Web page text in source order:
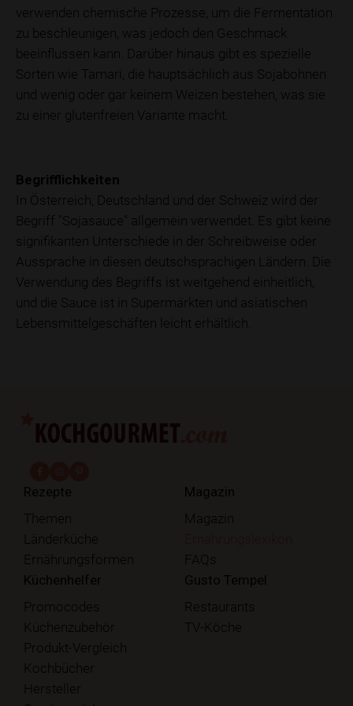
verwenden chemische Prozesse, um die Fermentation
zu beschleunigen, was jedoch den Geschmack
beeinflussen kann. Darüber hinaus gibt es spezielle
Sorten wie Tamari, die hauptsächlich aus Sojabohnen
und wenig oder gar keinem Weizen bestehen, was sie
zu einer glutenfreien Variante macht.
Begrifflichkeiten
In Österreich, Deutschland und der Schweiz wird der
Begriff "Sojasauce" allgemein verwendet. Es gibt keine
signifikanten Unterschiede in der Schreibweise oder
Aussprache in diesen deutschsprachigen Ländern. Die
Verwendung des Begriffs ist weitgehend einheitlich,
und die Sauce ist in Supermärkten und asiatischen
Lebensmittelgeschäften leicht erhältlich.
Rezepte
Themen
Länderküche
Ernährungsformen
Magazin
Magazin
FAQs
Küchenhelfer
Promocodes
Küchenzubehör
Produkt-Vergleich
Kochbücher
Hersteller
Gusto Tempel
Restaurants
TV-Köche